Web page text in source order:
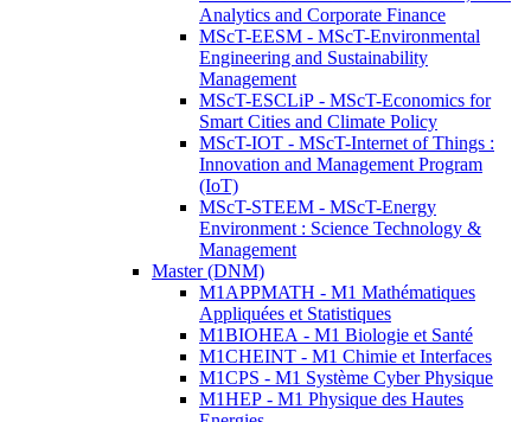
Analytics and Corporate Finance
MScT-EESM - MScT-Environmental
Engineering and Sustainability
Management
MScT-ESCLiP - MScT-Economics for
Smart Cities and Climate Policy
MScT-IOT - MScT-Internet of Things :
Innovation and Management Program
(IoT)
MScT-STEEM - MScT-Energy
Environment : Science Technology &
Management
Master (DNM)
M1APPMATH - M1 Mathématiques
Appliquées et Statistiques
M1BIOHEA - M1 Biologie et Santé
M1CHEINT - M1 Chimie et Interfaces
M1CPS - M1 Système Cyber Physique
M1HEP - M1 Physique des Hautes